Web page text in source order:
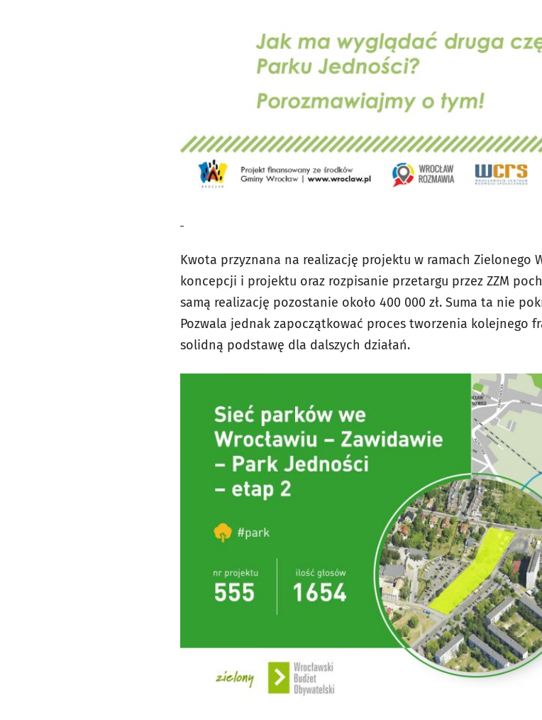
Kwota przyznana na realizację projektu w ramach Zielonego
koncepcji i projektu oraz rozpisanie przetargu przez ZZM
samą realizację pozostanie około 400 000 zł. Suma ta nie
Pozwala jednak zapoczątkować proces tworzenia kolejnego
solidną podstawę dla dalszych działań.